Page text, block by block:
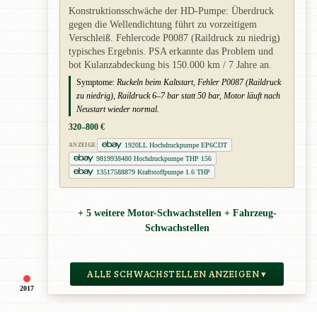
2017
Konstruktionsschwäche der HD-Pumpe: Überdruck
gegen die Wellendichtung führt zu vorzeitigem
Verschleiß. Fehlercode P0087 (Raildruck zu niedrig)
typisches Ergebnis. PSA erkannte das Problem und
bot Kulanzabdeckung bis 150.000 km / 7 Jahre an.
Symptome: Ruckeln beim Kaltstart, Fehler P0087 (Raildruck
zu niedrig), Raildruck 6–7 bar statt 50 bar, Motor läuft nach
Neustart wieder normal.
320–800 €
ANZEIGE
1920LL Hochdruckpumpe EP6CDT
9819938480 Hochdruckpumpe THP 156
13517588879 Kraftstoffpumpe 1.6 THP
+ 5 weitere Motor-Schwachstellen + Fahrzeug-
Schwachstellen
ALLE SCHWACHSTELLEN ANZEIGEN ▾